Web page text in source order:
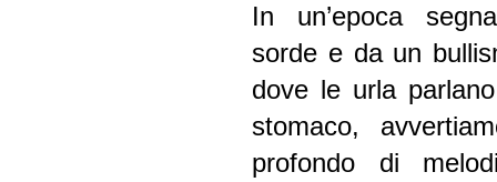
In un’epoca
sorde e da un
dove le urla
stomaco,
profondo di